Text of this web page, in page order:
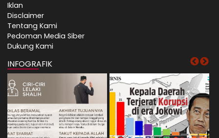
Iklan
Disclaimer
Tentang Kami
Pedoman Media Siber
Dukung Kami
INFOGRAFIK